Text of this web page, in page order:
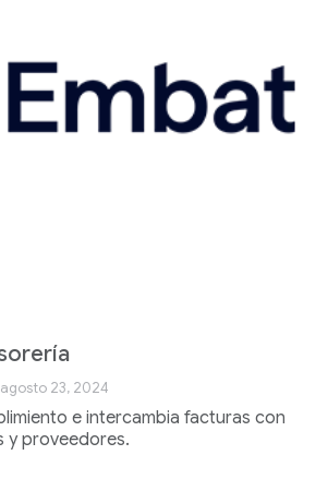
agosto 23, 2024
e intercambia facturas con
y proveedores.